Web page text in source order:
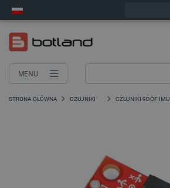
MENU
STRONA GŁÓWNA CZUJNIKI CZUJNIKI 9DOF IMU